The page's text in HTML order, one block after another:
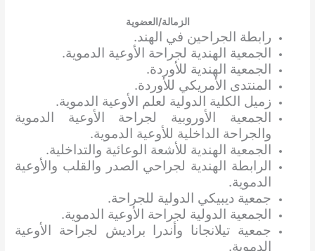
الزمالة/العضوية
رابطة الجراحين في الهند.
الجمعية الهندية لجراحة الأوعية الدموية.
الجمعية الهندية للأوردة.
المنتدى الأمريكي للأوردة.
زميل الكلية الدولية لعلم الأوعية الدموية.
الجمعية الأوروبية لجراحة الأوعية الدموية
والجراحة الداخلية للأوعية الدموية.
الجمعية الهندية للأشعة الوعائية والتداخلية.
الرابطة الهندية لجراحي الصدر والقلب والأوعية
الدموية.
جمعية ديبيكي الدولية للجراحة.
الجمعية الدولية لجراحة الأوعية الدموية.
جمعية تيلانجانا وأندرا براديش لجراحة الأوعية
الدموية.